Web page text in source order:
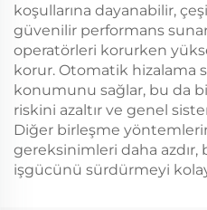
koşullarına dayanabilir,
güvenilir performans
operatörleri korurken
korur. Otomatik hizalama
konumunu sağlar, bu da
riskini azaltır ve genel
Diğer birleşme
gereksinimleri daha azdır,
işgücünü sürdürmeyi